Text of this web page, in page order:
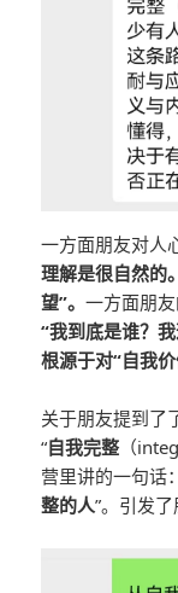
一方面朋友对人
理解是很自然的
望”。一方面朋
“我到底是谁？
根源于对“自我价
关于朋友提到了
“自我完整 （
营里讲的一句话
整的人”。引发